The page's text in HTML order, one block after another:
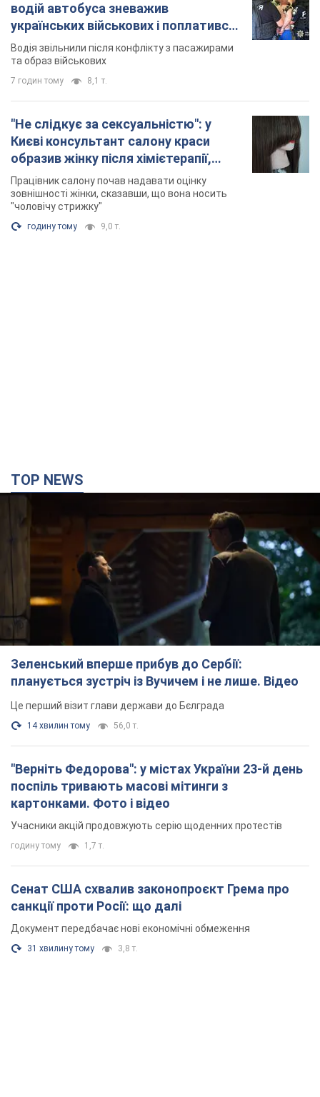
водій автобуса зневажив
українських військових і поплатився.
Відео
Водія звільнили після конфлікту з пасажирами
та образ військових
7 годин тому 8,1 т.
"Не слідкує за сексуальністю": у
Києві консультант салону краси
образив жінку після хімієтерапії,
розгорівся скандал. Фото
Працівник салону почав надавати оцінку
зовнішності жінки, сказавши, що вона носить
"чоловічу стрижку"
годину тому 9,0 т.
TOP NEWS
Зеленський вперше прибув до Сербії:
планується зустріч із Вучичем і не лише. Відео
Це перший візит глави держави до Бєлграда
14 хвилин тому 56,0 т.
"Верніть Федорова": у містах України 23-й день
поспіль тривають масові мітинги з
картонками. Фото і відео
Учасники акцій продовжують серію щоденних протестів
годину тому 1,7 т.
Сенат США схвалив законопроєкт Грема про
санкції проти Росії: що далі
Документ передбачає нові економічні обмеження
31 хвилину тому 3,8 т.